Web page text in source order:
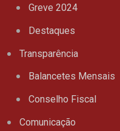
Greve 2024
Destaques
Transparência
Balancetes Mensais
Conselho Fiscal
Comunicação